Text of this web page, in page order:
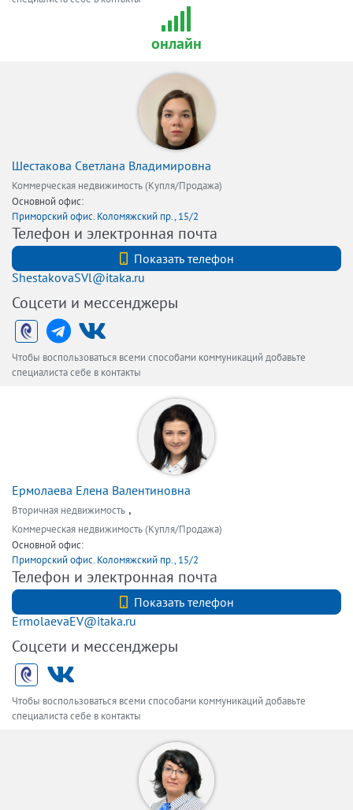
онлайн
Шестакова Светлана Владимировна
Коммерческая недвижимость (Купля/Продажа)
Основной офис:
Приморский офис. Коломяжский пр., 15/2
Телефон и электронная почта
Показать телефон
ShestakovaSVl@itaka.ru
Соцсети и мессенджеры
Чтобы воспользоваться всеми способами коммуникаций добавьте
специалиста себе в контакты
Ермолаева Елена Валентиновна
Вторичная недвижимость ,
Коммерческая недвижимость (Купля/Продажа)
Основной офис:
Приморский офис. Коломяжский пр., 15/2
Телефон и электронная почта
Показать телефон
ErmolaevaEV@itaka.ru
Соцсети и мессенджеры
Чтобы воспользоваться всеми способами коммуникаций добавьте
специалиста себе в контакты